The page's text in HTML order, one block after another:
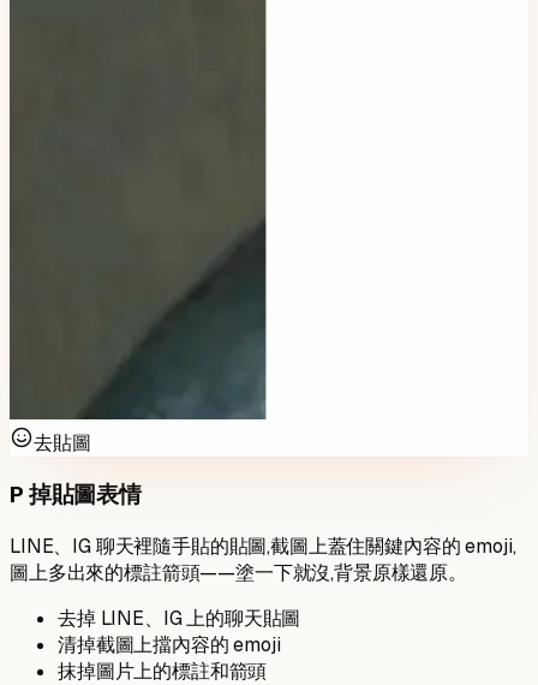
去貼圖
P 掉貼圖表情
LINE、IG 聊天裡隨手貼的貼圖,截圖上蓋住關鍵內容的 emoji,
圖上多出來的標註箭頭——塗一下就沒,背景原樣還原。
去掉 LINE、IG 上的聊天貼圖
清掉截圖上擋內容的 emoji
抹掉圖片上的標註和箭頭